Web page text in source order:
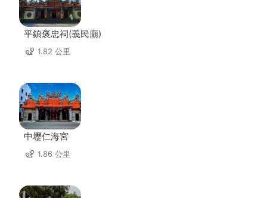
平鎮褒忠祠(義民廟)
1.82 公里
中壢仁海宮
1.86 公里